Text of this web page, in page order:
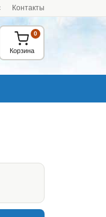
Контакты
Корзина
0